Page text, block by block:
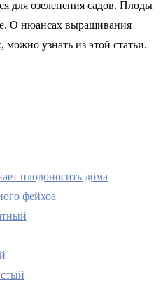
для озеленения садов. Плоды
О нюансах выращивания
узнать из этой статьи.
плодоносить дома
фейхоа